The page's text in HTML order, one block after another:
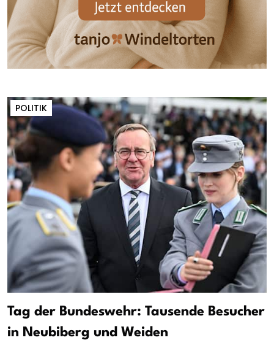
POLITIK
Tag der Bundeswehr: Tausende Besucher
in Neubiberg und Weiden